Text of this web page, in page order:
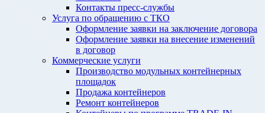
Контакты пресс-службы
Услуга по обращению с ТКО
Оформление заявки на заключение договора
Оформление заявки на внесение изменений
в договор
Коммерческие услуги
Производство модульных контейнерных
площадок
Продажа контейнеров
Ремонт контейнеров